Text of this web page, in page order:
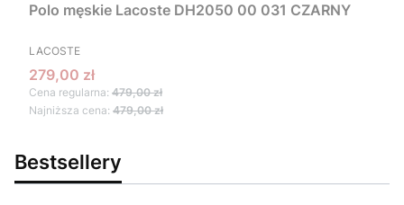
Polo męskie Lacoste DH2050 00 031 CZARNY
PRODUCENT
LACOSTE
Cena promocyjna
279,00 zł
Cena regularna: 479,00 zł
Najniższa cena: 479,00 zł
Bestsellery